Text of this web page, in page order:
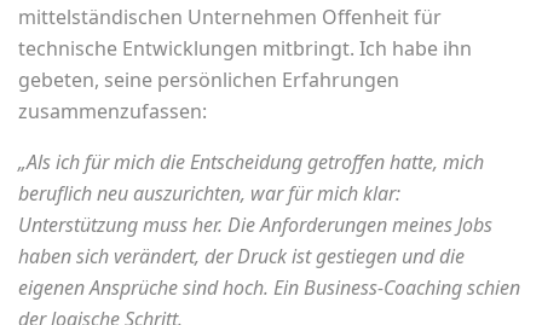
mittelständischen Unternehmen Offenheit für
technische Entwicklungen mitbringt. Ich habe ihn
gebeten, seine persönlichen Erfahrungen
zusammenzufassen:
„Als ich für mich die Entscheidung getroffen hatte, mich
beruflich neu auszurichten, war für mich klar:
Unterstützung muss her. Die Anforderungen meines Jobs
haben sich verändert, der Druck ist gestiegen und die
eigenen Ansprüche sind hoch. Ein Business-Coaching schien
der logische Schritt.